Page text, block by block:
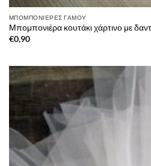
ΜΠΟΜΠΟΝΙΈΡΕΣ ΓΆΜΟΥ
Μπομπονιέρα κουτάκι χάρτινο με
€0,90